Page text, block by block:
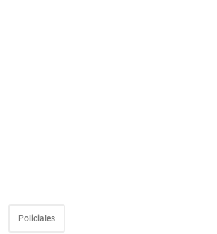
Policiales